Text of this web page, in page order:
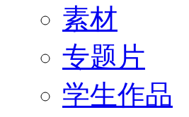
素材
专题片
学生作品